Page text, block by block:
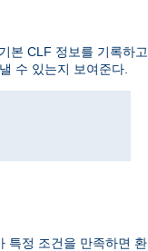
본 CLF 정보를 기록하고,
수 있는지 보여준다.
특정 조건을 만족하면 환